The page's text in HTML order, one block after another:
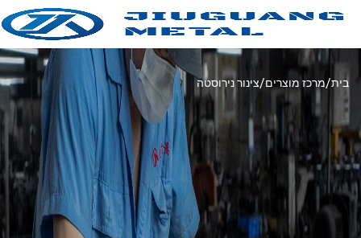
בית מרכז מוצרים צינור נירוסטה